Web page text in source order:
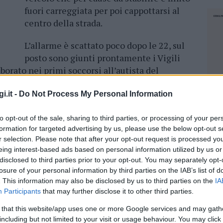
- Do Not Process My Personal Information
opt-out of the sale, sharing to third parties, or processing of your
for targeted advertising by us, please use the below opt-out
selection. Please note that after your opt-out request is processed
interest-based ads based on personal information utilized by us
to third parties prior to your opt-out. You may separately
of your personal information by third parties on the IAB’s list of
This information may also be disclosed by us to third parties on the
Participants that may further disclose it to other third parties.
that this website/app uses one or more Google services and may
but not limited to your visit or usage behaviour. You may
fuori carreggiata per poi cappottarsi al
centro della strada.
L’allarme è scattato poco dopo le 22, sul
posto sono giunti prontamente i Vigili
nei primi soccorsi all’autista del
trasportato in ospedale per
messa in sicurezza dell’area, garantendo le
della viabilità in sicurezza. Le operazioni
causato rallentamenti e disagi alla
chiusa al traffico.
la dinamica dell’incidente per accertare